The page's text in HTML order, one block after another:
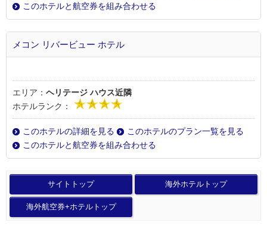
このホテルと航空券を組み合わせる
メコン リバービュー ホテル
エリア： ヘリテージ ハウス近隣
ホテルランク：
このホテルの詳細を見る
このホテルのプラン一覧を見る
このホテルと航空券を組み合わせる
サイトトップ 海外ホテルトップ
海外航空券+ホテルトップ